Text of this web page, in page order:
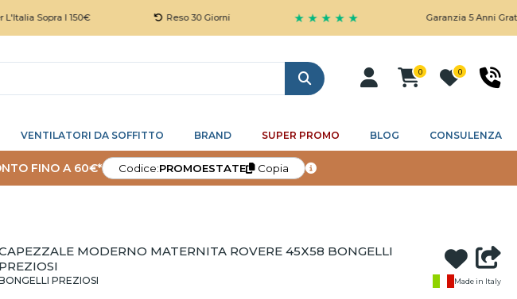
Sopra I 150€ Reso 30 Giorni ★ ★ ★ ★ ★ Garanzia 5 Anni Gratuita
Cerca
0 0
VENTILATORI DA SOFFITTO BRAND SUPER PROMO BLOG CONSULENZA
FINO A 60€* Codice:PROMOESTATE Copia
MODERNO MATERNITA ROVERE 45X58 BONGELLI
PREZIOSI
PREZIOSI Made in Italy